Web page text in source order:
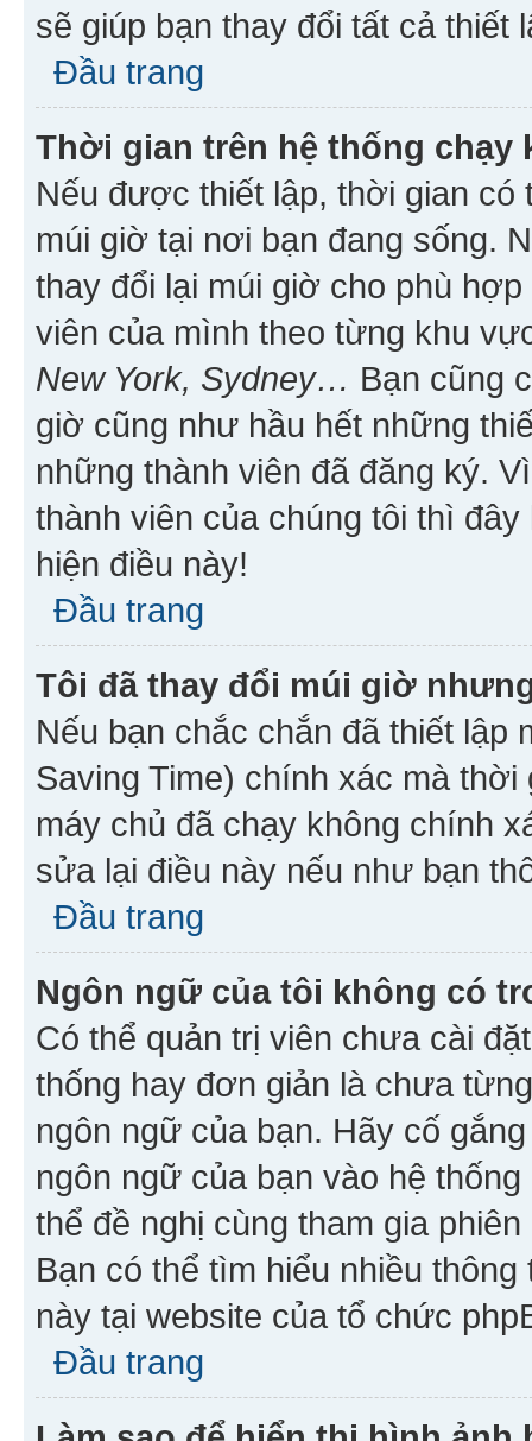
sẽ giúp bạn thay đổi tất cả thiết
Đầu trang
Thời gian trên hệ thống chạy
Nếu được thiết lập, thời gian
múi giờ tại nơi bạn đang sống.
thay đổi lại múi giờ cho phù
viên của mình theo từng khu
New York, Sydney… Bạn cũng
giờ cũng như hầu hết những
những thành viên đã đăng ký.
thành viên của chúng tôi thì
hiện điều này!
Đầu trang
Tôi đã thay đổi múi giờ
Nếu bạn chắc chắn đã thiết lập
Saving Time) chính xác mà
máy chủ đã chạy không chính
sửa lại điều này nếu như bạn
Đầu trang
Ngôn ngữ của tôi không có
Có thể quản trị viên chưa cài
thống hay đơn giản là chưa
ngôn ngữ của bạn. Hãy cố
ngôn ngữ của bạn vào hệ
thể đề nghị cùng tham gia
Bạn có thể tìm hiểu nhiều
này tại website của tổ chức
Đầu trang